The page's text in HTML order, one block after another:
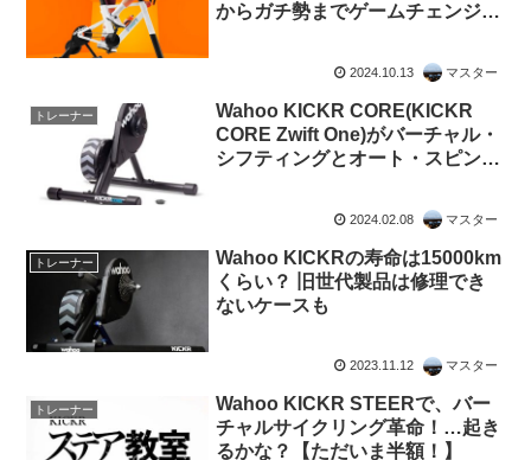
からガチ勢までゲームチェンジャ
2024.10.13 マスター
トレーナー
Wahoo KICKR CORE(KICKR
CORE Zwift One)がバーチャル・
シフティングとオート・スピンダ
2024.02.08 マスター
トレーナー
Wahoo KICKRの寿命は15000km
くらい？ 旧世代製品は修理でき
ないケースも
2023.11.12 マスター
トレーナー
Wahoo KICKR STEERで、バー
チャルサイクリング革命！…起き
るかな？【ただいま半額！】